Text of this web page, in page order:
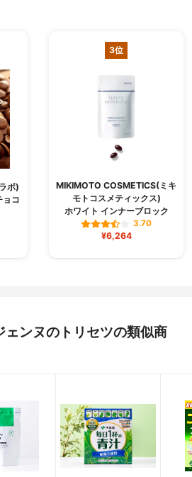
ボ)
ョコ
3位
MIKIMOTO COSMETICS(ミキ
モトコスメティックス)
ホワイト インナーブロック
3.70
¥6,264
ンヌのトリセツの類似商